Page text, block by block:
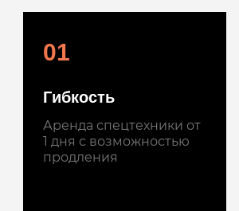
01
Гибкость
Аренда спецтехники от
1 дня с возможностью
продления